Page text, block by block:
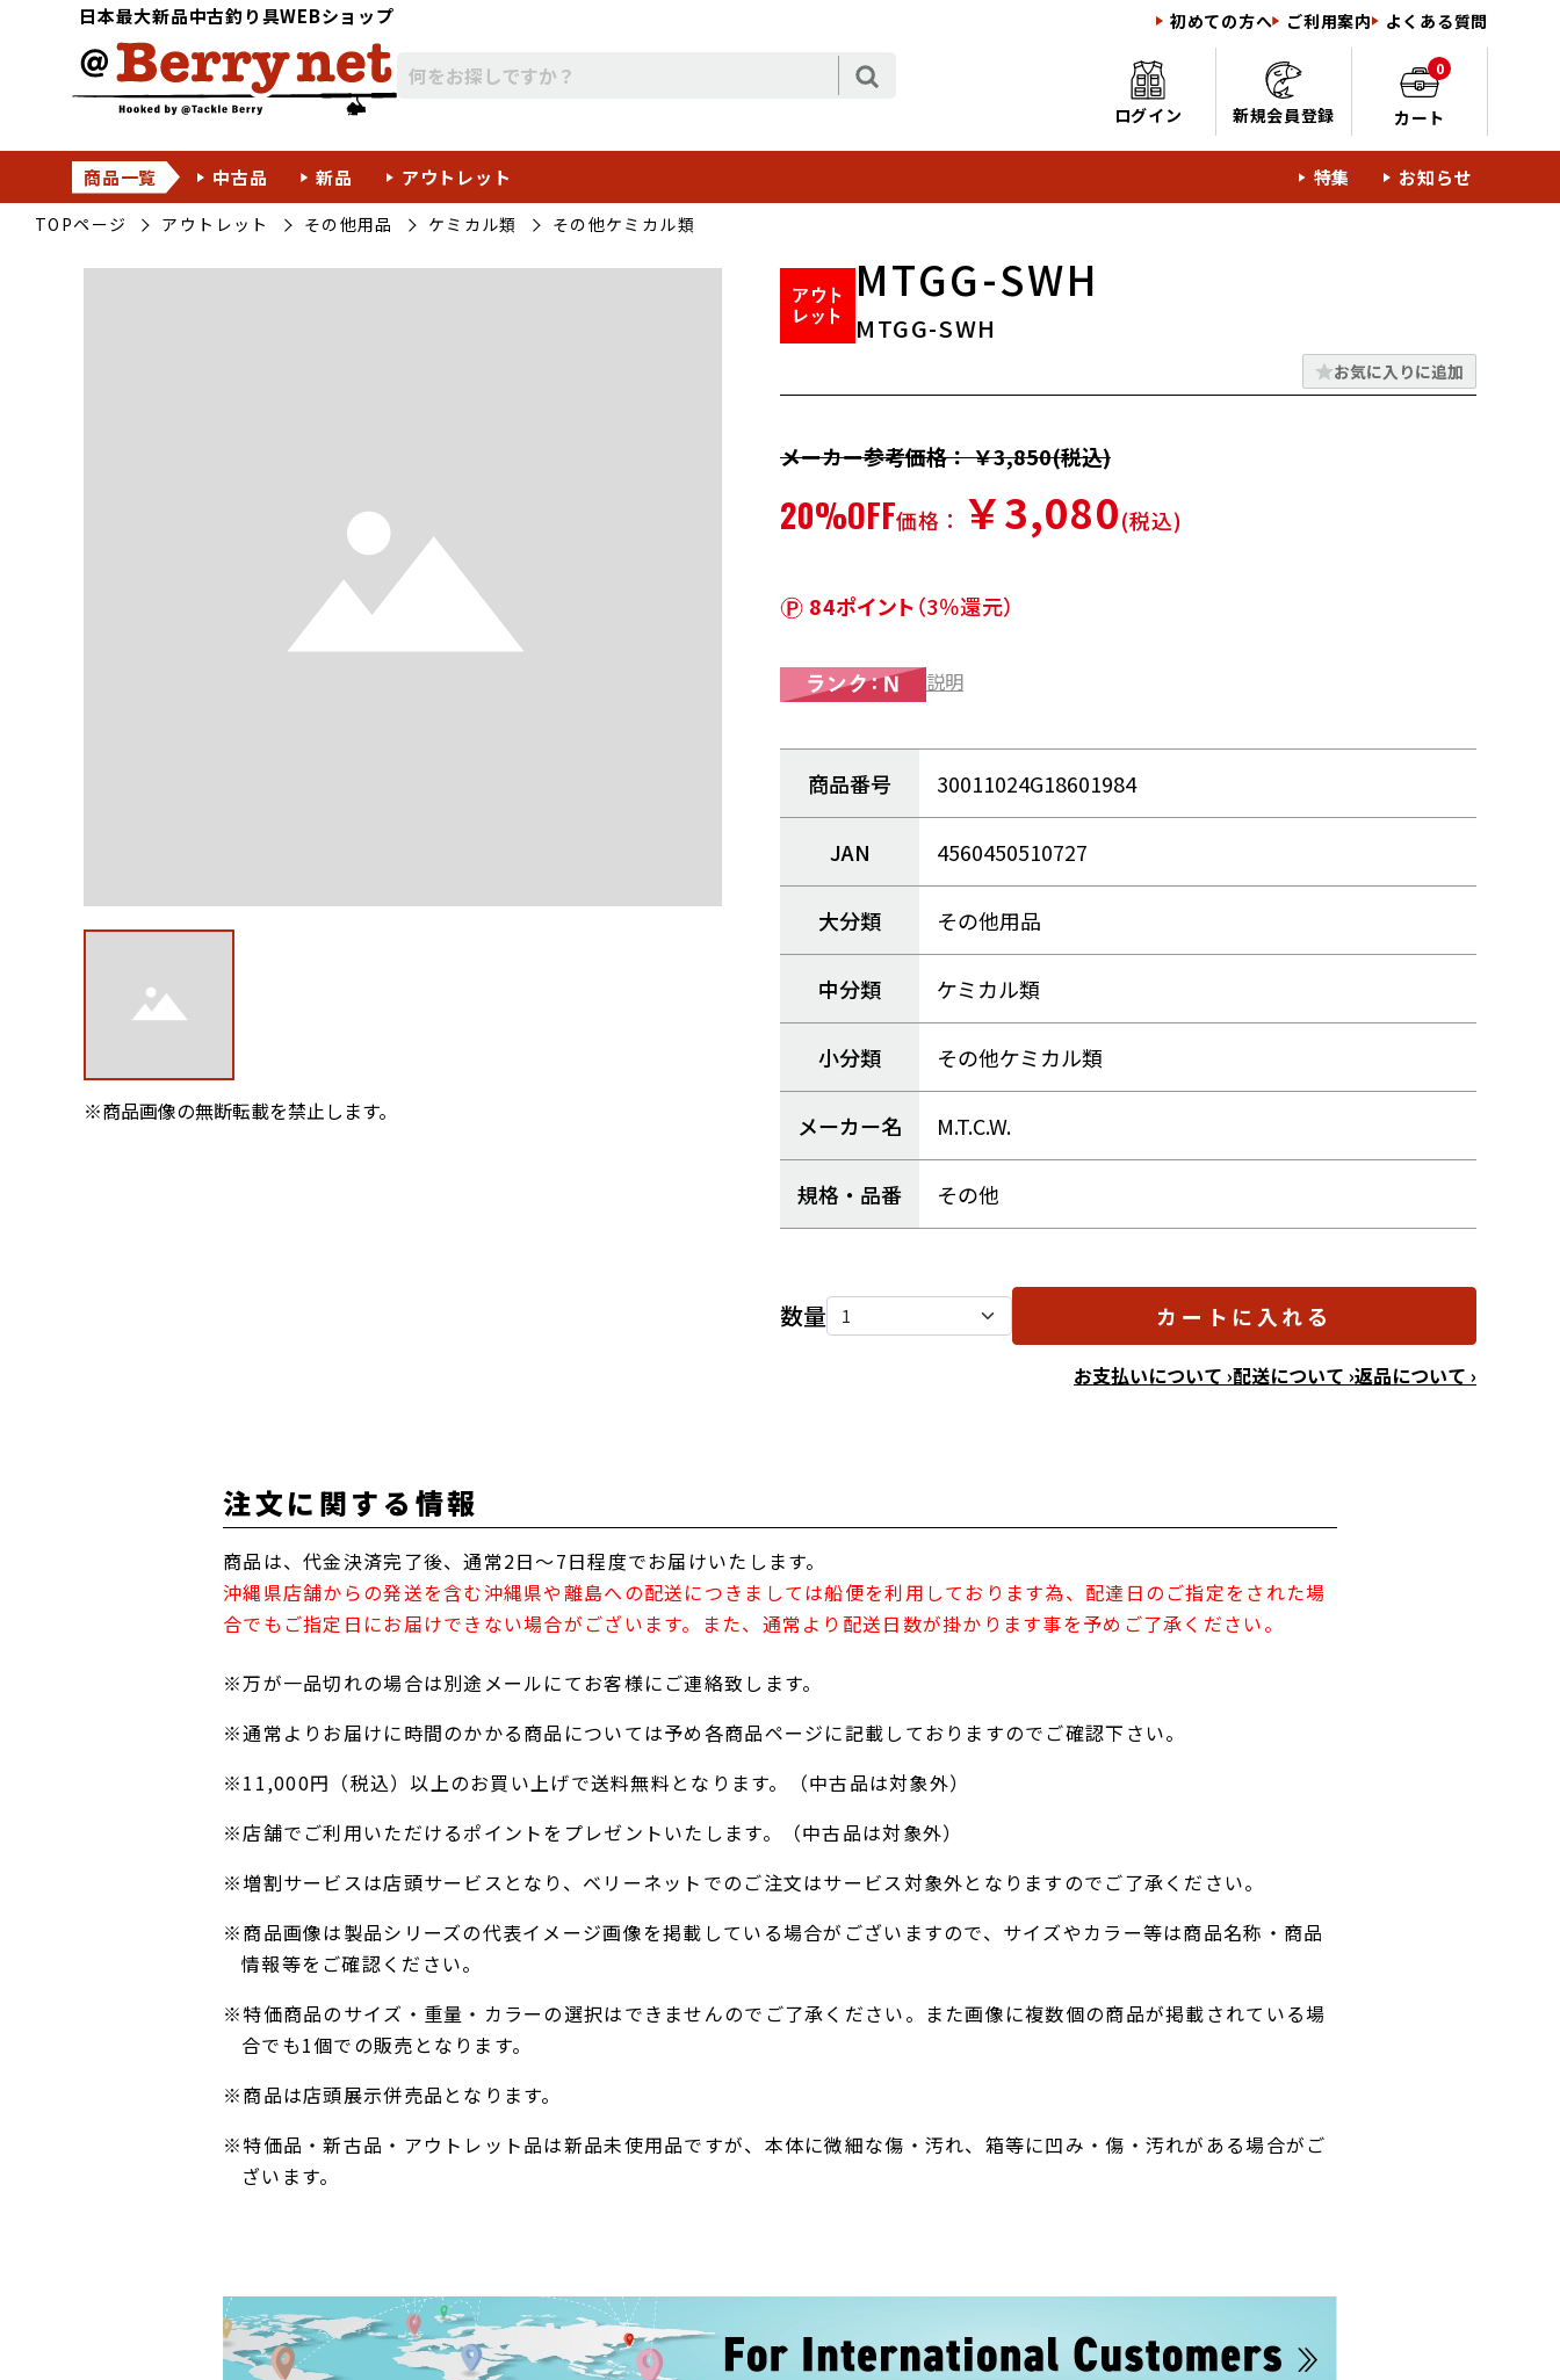
日本最大新品中古釣り具WEBショップ 初めての方へ ご利用案内 よくある質問
ログイン 新規会員登録
0
カート
商品一覧 中古品 新品 アウトレット 特集 お知らせ
TOPページ アウトレット その他用品 ケミカル類 その他ケミカル類
※商品画像の無断転載を禁止します。
MTGG-SWH
MTGG-SWH
お気に入りに追加
メーカー参考価格： ￥3,850(税込)
20%OFF価格： ￥3,080(税込)
84ポイント（3％還元）
説明
商品番号 30011024G18601984
JAN 4560450510727
大分類 その他用品
中分類 ケミカル類
小分類 その他ケミカル類
メーカー名 M.T.C.W.
規格・品番 その他
数量 カートに入れる
お支払いについて ›配送について ›返品について ›
注文に関する情報
商品は、代金決済完了後、通常2日～7日程度でお届けいたします。
沖縄県店舗からの発送を含む沖縄県や離島への配送につきましては船便を利用しております為、配達日のご指定をされた場
合でもご指定日にお届けできない場合がございます。また、通常より配送日数が掛かります事を予めご了承ください。
※万が一品切れの場合は別途メールにてお客様にご連絡致します。
※通常よりお届けに時間のかかる商品については予め各商品ページに記載しておりますのでご確認下さい。
※11,000円（税込）以上のお買い上げで送料無料となります。（中古品は対象外）
※店舗でご利用いただけるポイントをプレゼントいたします。（中古品は対象外）
※増割サービスは店頭サービスとなり、ベリーネットでのご注文はサービス対象外となりますのでご了承ください。
※商品画像は製品シリーズの代表イメージ画像を掲載している場合がございますので、サイズやカラー等は商品名称・商品
情報等をご確認ください。
※特価商品のサイズ・重量・カラーの選択はできませんのでご了承ください。また画像に複数個の商品が掲載されている場
合でも1個での販売となります。
※商品は店頭展示併売品となります。
※特価品・新古品・アウトレット品は新品未使用品ですが、本体に微細な傷・汚れ、箱等に凹み・傷・汚れがある場合がご
ざいます。